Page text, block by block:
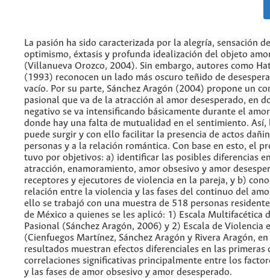
La pasión ha sido caracterizada por la alegría, sensación
optimismo, éxtasis y profunda idealización del objeto
(Villanueva Orozco, 2004). Sin embargo, autores como
(1993) reconocen un lado más oscuro teñido de
vacío. Por su parte, Sánchez Aragón (2004) propone un
pasional que va de la atracción al amor desesperado, en
negativo se va intensificando básicamente durante el
donde hay una falta de mutualidad en el sentimiento. Así,
puede surgir y con ello facilitar la presencia de actos
personas y a la relación romántica. Con base en esto, el
tuvo por objetivos: a) identificar las posibles diferencias
atracción, enamoramiento, amor obsesivo y amor
receptores y ejecutores de violencia en la pareja, y b)
relación entre la violencia y las fases del continuo del
ello se trabajó con una muestra de 518 personas
de México a quienes se les aplicó: 1) Escala Multifacética
Pasional (Sánchez Aragón, 2006) y 2) Escala de Violencia
(Cienfuegos Martínez, Sánchez Aragón y Rivera Aragón,
resultados muestran efectos diferenciales en las primeras
correlaciones significativas principalmente entre los
y las fases de amor obsesivo y amor desesperado.